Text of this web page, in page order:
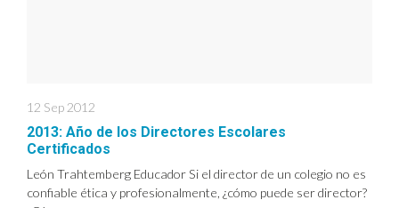
12 Sep 2012
2013: Año de los Directores Escolares
Certificados
León Trahtemberg Educador Si el director de un colegio no es
confiable ética y profesionalmente, ¿cómo puede ser director?